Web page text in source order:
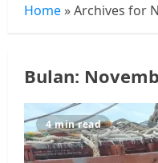
Home »Archives for
Bulan:
4 min read